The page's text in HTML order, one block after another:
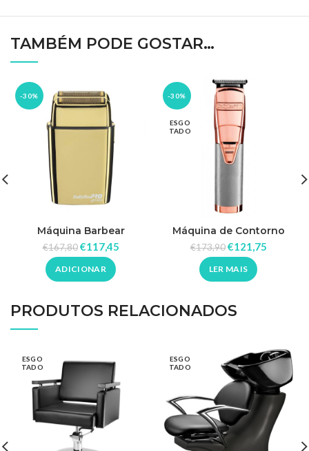
TAMBÉM PODE GOSTAR…
-30%
Máquina Barbear
FoilFx02ge Gold Shaver
4artists Babyliss Pro
€167,80 €117,45
ADICIONAR
-30%
ESGO
TADO
Máquina de Contorno
Babyliss Pro 4artists
Trimmer
€173,90 €121,75
LER MAIS
PRODUTOS RELACIONADOS
ESGO
TADO
ESGO
TADO